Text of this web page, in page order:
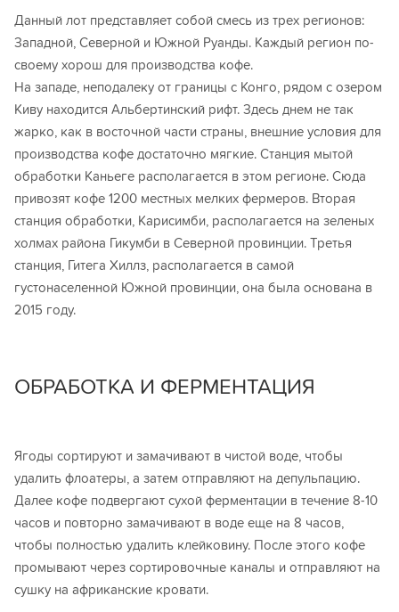
Данный лот представляет собой смесь из трех регионов:
Западной, Северной и Южной Руанды. Каждый регион по-
своему хорош для производства кофе.
На западе, неподалеку от границы с Конго, рядом с озером
Киву находится Альбертинский рифт. Здесь днем не так
жарко, как в восточной части страны, внешние условия для
производства кофе достаточно мягкие. Станция мытой
обработки Каньеге располагается в этом регионе. Сюда
привозят кофе 1200 местных мелких фермеров. Вторая
станция обработки, Карисимби, располагается на зеленых
холмах района Гикумби в Северной провинции. Третья
станция, Гитега Хиллз, располагается в самой
густонаселенной Южной провинции, она была основана в
2015 году.
ОБРАБОТКА И ФЕРМЕНТАЦИЯ
Ягоды сортируют и замачивают в чистой воде, чтобы
удалить флоатеры, а затем отправляют на депульпацию.
Далее кофе подвергают сухой ферментации в течение 8-10
часов и повторно замачивают в воде еще на 8 часов,
чтобы полностью удалить клейковину. После этого кофе
промывают через сортировочные каналы и отправляют на
сушку на африканские кровати.